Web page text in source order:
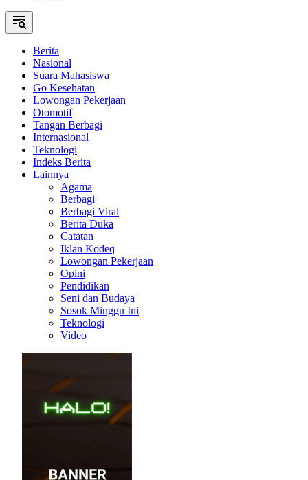
Berita
Nasional
Suara Mahasiswa
Go Kesehatan
Lowongan Pekerjaan
Otomotif
Tangan Berbagi
Internasional
Teknologi
Indeks Berita
Lainnya
Agama
Berbagi
Berbagi Viral
Berita Duka
Catatan
Iklan Kodeq
Lowongan Pekerjaan
Opini
Pendidikan
Seni dan Budaya
Sosok Minggu Ini
Teknologi
Video